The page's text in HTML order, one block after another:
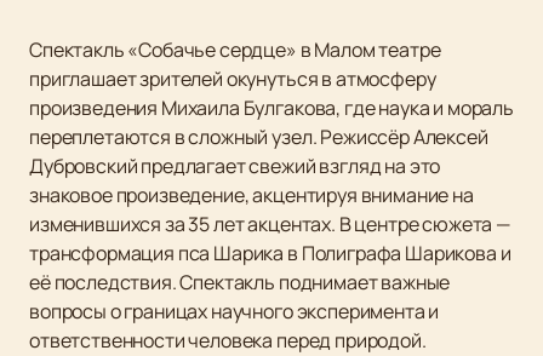
Спектакль «Собачье сердце» в Малом театре
приглашает зрителей окунуться в атмосферу
произведения Михаила Булгакова, где наука и мораль
переплетаются в сложный узел. Режиссёр Алексей
Дубровский предлагает свежий взгляд на это
знаковое произведение, акцентируя внимание на
изменившихся за 35 лет акцентах. В центре сюжета —
трансформация пса Шарика в Полиграфа Шарикова и
её последствия. Спектакль поднимает важные
вопросы о границах научного эксперимента и
ответственности человека перед природой.